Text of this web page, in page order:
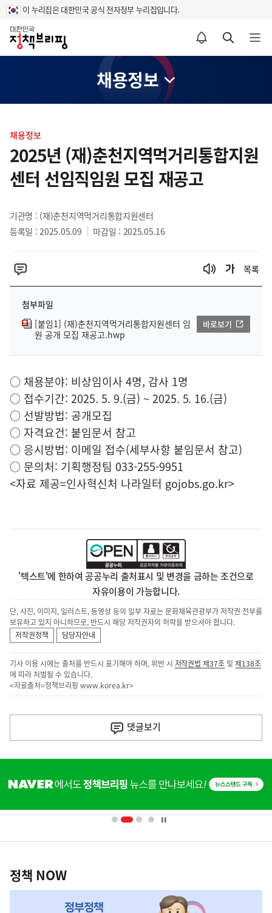
이 누리집은 대한민국 공식 전자정부 누리집입니다.
홈
알림설정 바로가기 검색 바로가기 메뉴 열기
채용정보
텐
츠
영
역
채용정보
2025년 (재)춘천지역먹거리통합지원
센터 선임직임원 모집 재공고
기관명 : (재)춘천지역먹거리통합지원센터
등록일 : 2025.05.09
마감일 : 2025.05.16
목록
첨부파일
[붙임1] (재)춘천지역먹거리통합지원센터 임
원 공개 모집 재공고.hwp
바로보기
○ 채용분야: 비상임이사 4명, 감사 1명
○ 접수기간: 2025. 5. 9.(금) ~ 2025. 5. 16.(금)
○ 선발방법: 공개모집
○ 자격요건: 붙임문서 참고
○ 응시방법: 이메일 접수(세부사항 붙임문서 참고)
○ 문의처: 기획행정팀 033-255-9951
<자료 제공=인사혁신처 나라일터 gojobs.go.kr>
'텍스트'에 한하여 공공누리 출처표시 및 변경을 금하는 조건으로
자유이용이 가능합니다.
단, 사진, 이미지, 일러스트, 동영상 등의 일부 자료는 문화체육관광부가 저작권 전부를
보유하고 있지 아니하므로, 반드시 해당 저작권자의 허락을 받으셔야 합니다.
저작권정책
담당자안내
기사 이용 시에는 출처를 반드시 표기해야 하며, 위반 시 저작권법 제37조 및제138조
에 따라 처벌될 수 있습니다.
<자료출처=정책브리핑 www.korea.kr>
다
음
기
댓글보기
단
영
책
NOW,
정책 NOW